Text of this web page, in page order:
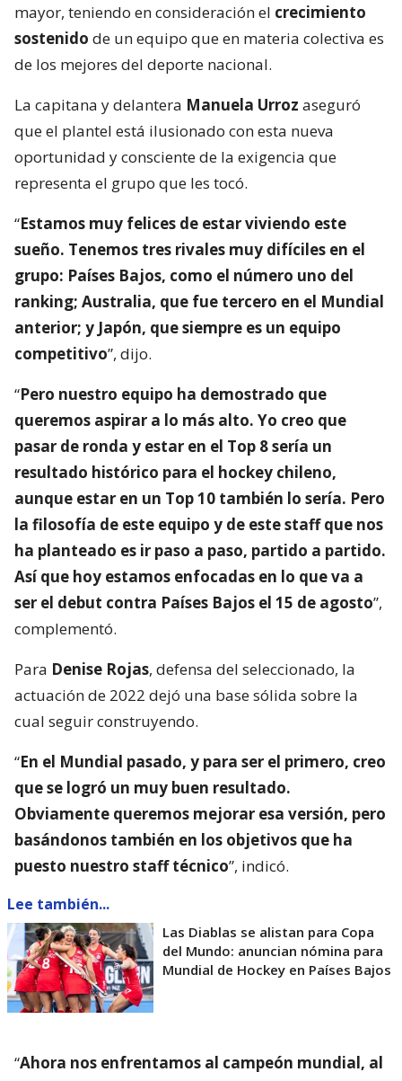
mayor, teniendo en consideración el crecimiento
sostenido de un equipo que en materia colectiva es
de los mejores del deporte nacional.
La capitana y delantera Manuela Urroz aseguró
que el plantel está ilusionado con esta nueva
oportunidad y consciente de la exigencia que
representa el grupo que les tocó.
“Estamos muy felices de estar viviendo este
sueño. Tenemos tres rivales muy difíciles en el
grupo: Países Bajos, como el número uno del
ranking; Australia, que fue tercero en el Mundial
anterior; y Japón, que siempre es un equipo
competitivo”, dijo.
“Pero nuestro equipo ha demostrado que
queremos aspirar a lo más alto. Yo creo que
pasar de ronda y estar en el Top 8 sería un
resultado histórico para el hockey chileno,
aunque estar en un Top 10 también lo sería. Pero
la filosofía de este equipo y de este staff que nos
ha planteado es ir paso a paso, partido a partido.
Así que hoy estamos enfocadas en lo que va a
ser el debut contra Países Bajos el 15 de agosto”,
complementó.
Para Denise Rojas, defensa del seleccionado, la
actuación de 2022 dejó una base sólida sobre la
cual seguir construyendo.
“En el Mundial pasado, y para ser el primero, creo
que se logró un muy buen resultado.
Obviamente queremos mejorar esa versión, pero
basándonos también en los objetivos que ha
puesto nuestro staff técnico”, indicó.
Lee también...
Las Diablas se alistan para Copa
del Mundo: anuncian nómina para
Mundial de Hockey en Países Bajos
“Ahora nos enfrentamos al campeón mundial, al